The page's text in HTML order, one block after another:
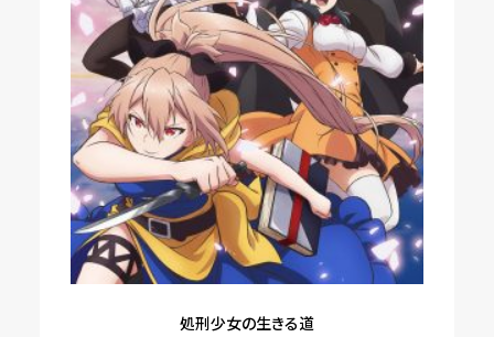
処刑少女の生きる道